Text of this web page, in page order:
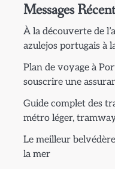
Messages
À la découverte de
azulejos portugais à
Plan de voyage à
souscrire une
Guide complet des
métro léger,
Le meilleur
la mer